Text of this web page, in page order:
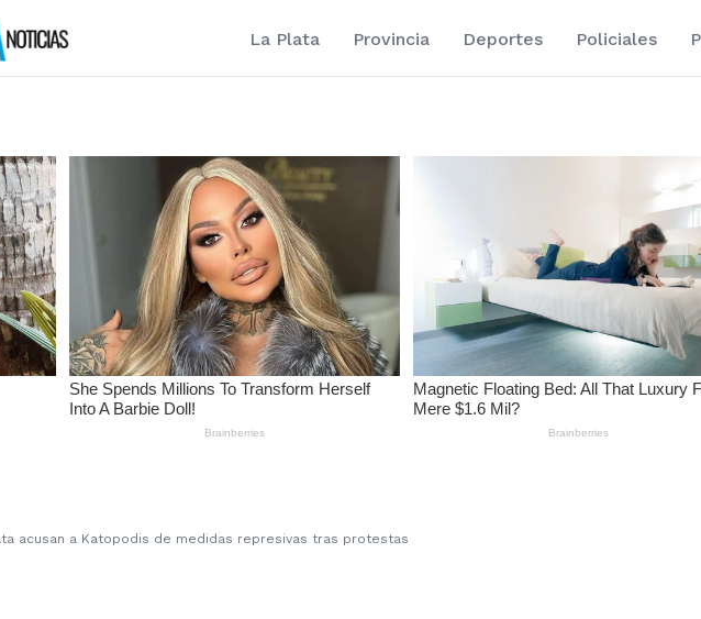
La Plata Provincia Deportes Policiales
acusan a Katopodis de medidas represivas tras protestas